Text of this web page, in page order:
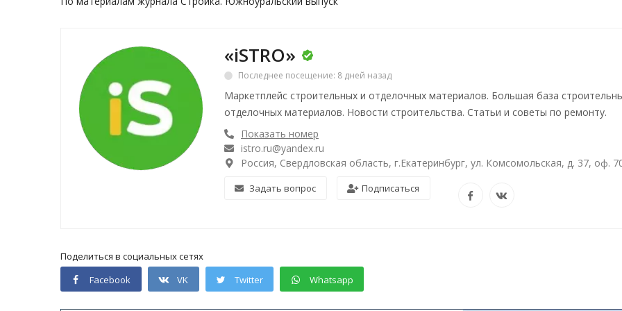
«iSTRO»
Последнее посещение: 8 дней назад
Маркетплейс строительных и отделочных материалов. Большая база
отделочных материалов. Новости строительства. Статьи и советы по ремонту.
Показать номер
istro.ru@yandex.ru
Россия, Свердловская область, г.Екатеринбург, ул. Комсомольская, д. 37, оф.
Задать вопрос Подписаться
Поделиться в социальных сетях
Facebook
VK Twitter Whatsapp